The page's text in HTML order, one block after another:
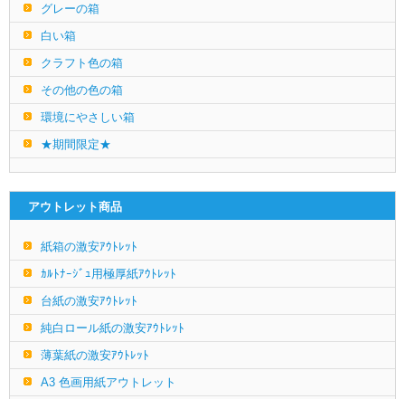
グレーの箱
白い箱
クラフト色の箱
その他の色の箱
環境にやさしい箱
★期間限定★
アウトレット商品
紙箱の激安ｱｳﾄﾚｯﾄ
ｶﾙﾄﾅｰｼﾞｭ用極厚紙ｱｳﾄﾚｯﾄ
台紙の激安ｱｳﾄﾚｯﾄ
純白ロール紙の激安ｱｳﾄﾚｯﾄ
薄葉紙の激安ｱｳﾄﾚｯﾄ
A3 色画用紙アウトレット